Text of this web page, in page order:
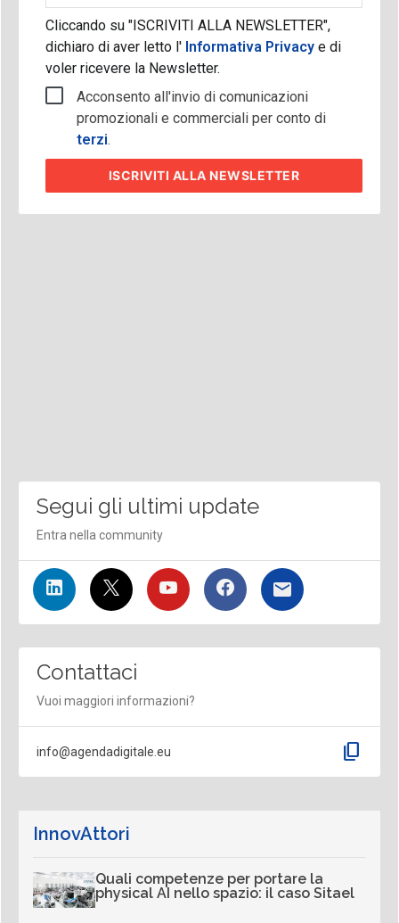
Cliccando su "ISCRIVITI ALLA NEWSLETTER",
dichiaro di aver letto l'Informativa Privacy e di
voler ricevere la Newsletter.
Acconsento all'invio di comunicazioni
promozionali e commerciali per conto di
terzi.
ISCRIVITI ALLA NEWSLETTER
Segui gli ultimi update
Entra nella community
Contattaci
Vuoi maggiori informazioni?
info@agendadigitale.eu content_copy
InnovAttori
Quali competenze per portare la
physical AI nello spazio: il caso Sitael